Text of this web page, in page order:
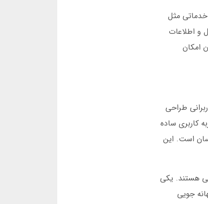
است. این پلتفرم از سال 1395 فعالیت دارد و خدماتی مثل
و اطلاعات
امکان
طراحی
کاربری ساده
است. این
این سایت راضی هستند. یکی
جویی